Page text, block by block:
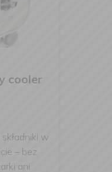
cooler
w
– bez
ani